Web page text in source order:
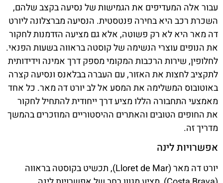
עבור אלה המעדיפים את הגמישות של נסיעה בקצב שלהם,
השכרת רכב היא בחירה פנטסטית. הנסיעה מברצלונה ליורט
דה מאר היא לא רק פשוטה, אלא גם מציעה הזדמנות לחקור
את הנופים עוצרי הנשימה של קוסטה בראווה בשעות הפנאי.
לחלופין, שירות הרכבות המקומי מספק דרך אמינה וידידותית
לתקציב לחצות את האזור, עם העברה בבלאנס ונסיעה קצרה
באוטובוס המשלימה את המסע אל לב יורט דה מאר. כל אחד
מאמצעי התחבורה הללו מציע דרך ייחודית להתחיל לחקור
את החופים הטובים והאתרים ההיסטוריים המוזכרים בהמשך
מדריך זה.
אפשרויות לינה
יורט דה מאר (Lloret de Mar), תכשיט בקוסטה בראווה